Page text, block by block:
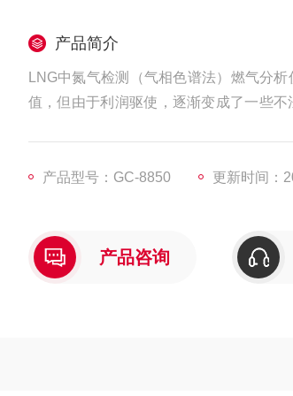
产品简介
LNG中氮气检测（气相色谱法）燃气分
值，但由于利润驱使，逐渐变成了一些
产品型号：GC-8850
更新时间：
产品咨询